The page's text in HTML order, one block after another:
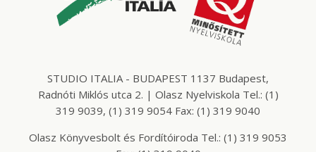
STUDIO ITALIA - BUDAPEST 1137 Budapest,
Radnóti Miklós utca 2. | Olasz Nyelviskola Tel.: (1)
319 9039, (1) 319 9054 Fax: (1) 319 9040
Olasz Könyvesbolt és Fordítóiroda Tel.: (1) 319 9053